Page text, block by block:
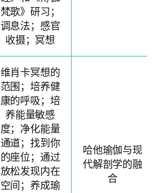
梵歌》研习；
调息法；感官
收摄；冥想
维肖卡冥想的
范围；培养健
康的呼吸；培
养能量敏感
度；净化能量
通道；找到你
的座位；通过
放松发现内在
空间；养成瑜
哈他瑜伽与现
代解剖学的融
合